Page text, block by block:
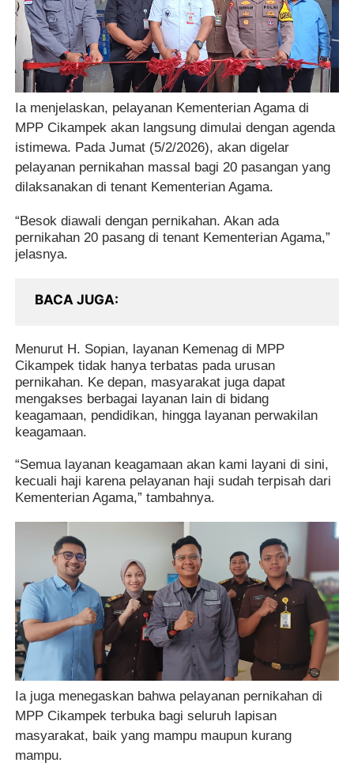
Ia menjelaskan, pelayanan Kementerian Agama di
MPP Cikampek akan langsung dimulai dengan agenda
istimewa. Pada Jumat (5/2/2026), akan digelar
pelayanan pernikahan massal bagi 20 pasangan yang
dilaksanakan di tenant Kementerian Agama.
“Besok diawali dengan pernikahan. Akan ada
pernikahan 20 pasang di tenant Kementerian Agama,”
jelasnya.
BACA JUGA
Menurut H. Sopian, layanan Kemenag di MPP
Cikampek tidak hanya terbatas pada urusan
pernikahan. Ke depan, masyarakat juga dapat
mengakses berbagai layanan lain di bidang
keagamaan, pendidikan, hingga layanan perwakilan
keagamaan.
“Semua layanan keagamaan akan kami layani di sini,
kecuali haji karena pelayanan haji sudah terpisah dari
Kementerian Agama,” tambahnya.
Ia juga menegaskan bahwa pelayanan pernikahan di
MPP Cikampek terbuka bagi seluruh lapisan
masyarakat, baik yang mampu maupun kurang
mampu.